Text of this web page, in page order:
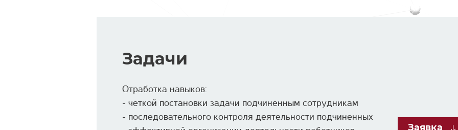
Задачи
Отработка навыков:
- четкой постановки задачи подчиненным сотрудникам
- последовательного контроля деятельности подчиненных
Заявка